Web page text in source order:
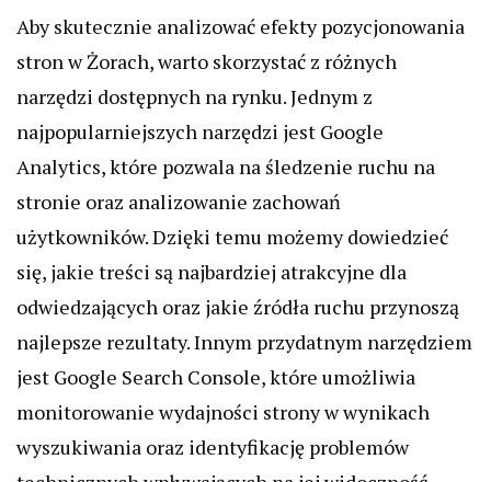
Aby skutecznie analizować efekty pozycjonowania
stron w Żorach, warto skorzystać z różnych
narzędzi dostępnych na rynku. Jednym z
najpopularniejszych narzędzi jest Google
Analytics, które pozwala na śledzenie ruchu na
stronie oraz analizowanie zachowań
użytkowników. Dzięki temu możemy dowiedzieć
się, jakie treści są najbardziej atrakcyjne dla
odwiedzających oraz jakie źródła ruchu przynoszą
najlepsze rezultaty. Innym przydatnym narzędziem
jest Google Search Console, które umożliwia
monitorowanie wydajności strony w wynikach
wyszukiwania oraz identyfikację problemów